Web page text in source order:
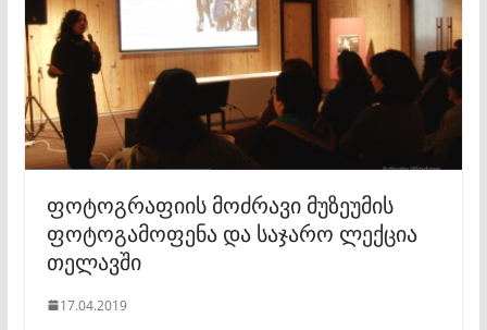
ფოტოგრაფიის მოძრავი მუზეუმის
ფოტოგამოფენა და საჯარო ლექცია
თელავში
17.04.2019